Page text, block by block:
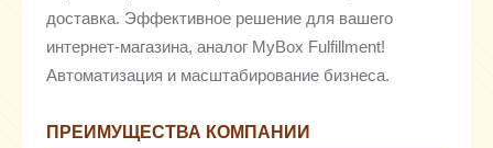
доставка. Эффективное решение для вашего
интернет-магазина, аналог MyBox Fulfillment!
Автоматизация и масштабирование бизнеса.
ПРЕИМУЩЕСТВА КОМПАНИИ